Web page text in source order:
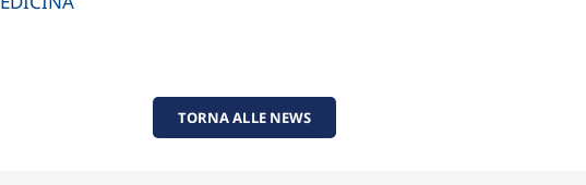
TORNA ALLE NEWS